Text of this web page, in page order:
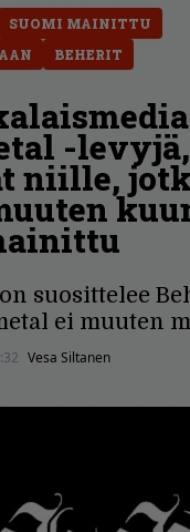
SUOMI MAINITTU
BEHERIT
-
niille,
suosittelee
ei muuten
Vesa Siltanen